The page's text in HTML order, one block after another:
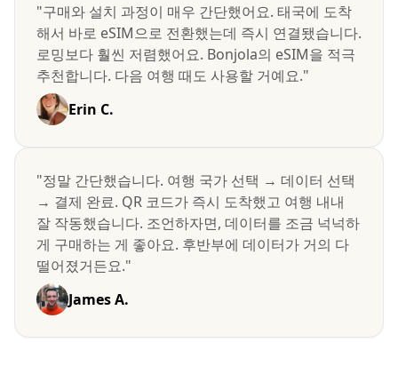
"구매와 설치 과정이 매우 간단했어요. 태국에 도착
해서 바로 eSIM으로 전환했는데 즉시 연결됐습니다.
로밍보다 훨씬 저렴했어요. Bonjola의 eSIM을 적극
추천합니다. 다음 여행 때도 사용할 거예요."
Erin C.
"정말 간단했습니다. 여행 국가 선택 → 데이터 선택
→ 결제 완료. QR 코드가 즉시 도착했고 여행 내내
잘 작동했습니다. 조언하자면, 데이터를 조금 넉넉하
게 구매하는 게 좋아요. 후반부에 데이터가 거의 다
떨어졌거든요."
James A.